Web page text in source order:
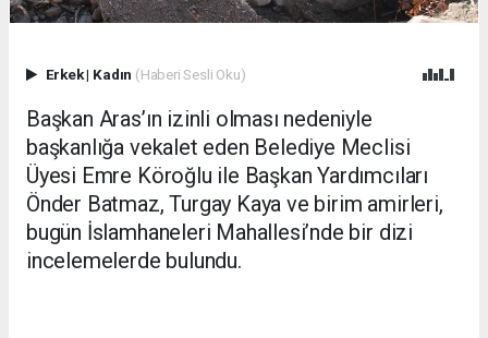
Erkek| Kadın (Haberi Sesli Oku)
Başkan Aras’ın izinli olması nedeniyle
başkanlığa vekalet eden Belediye Meclisi
Üyesi Emre Köroğlu ile Başkan Yardımcıları
Önder Batmaz, Turgay Kaya ve birim amirleri,
bugün İslamhaneleri Mahallesi’nde bir dizi
incelemelerde bulundu.